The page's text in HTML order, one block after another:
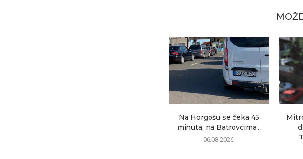
Na Horgošu se čeka 45
minuta, na Batrovcima...
06.08.2026.